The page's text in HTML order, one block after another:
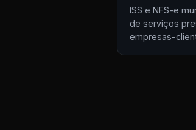
ISS e NFS-e
de serviços
empresas-